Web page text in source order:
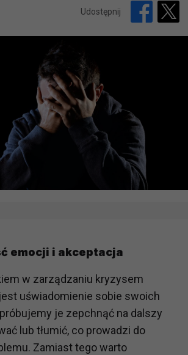
Udostępnij
emocji i akceptacja
w zarządzaniu kryzysem
uświadomienie sobie swoich
je zepchnąć na dalszy
lub tłumić, co prowadzi do
Zamiast tego warto